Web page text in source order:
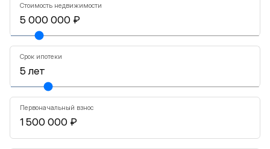
Стоимость недвижимости
Срок ипотеки
Первоначальный взнос